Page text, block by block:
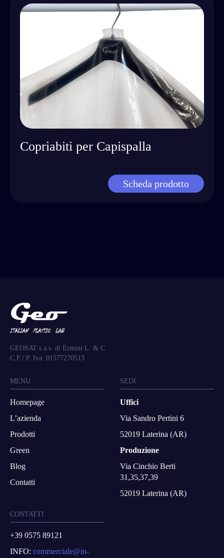
Copriabiti per Capispalla
Scheda prodotto
GEOSAT s.a.s. di Ermini L. & C.
C.F./ P. Iva: 01577270513
MENU
Homepage
L’azienda
Prodotti
Green
Blog
Contatti
SEDI
Uffici
Via Sandro Pertini 6
52019 Laterina (AR)
Produzione
Via Cinchio Berti
31,35,37,39
52019 Laterina (AR)
CONTATTI
+39 0575 89121
INFO: commerciale@in-